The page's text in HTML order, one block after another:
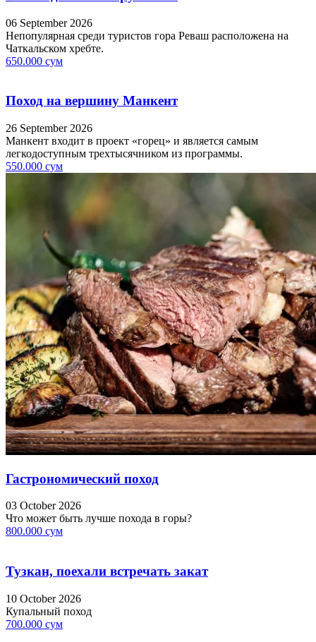
06 September 2026
Непопулярная среди туристов гора Реваш расположена на
Чаткальском хребте.
650.000 сум
Поход на вершину Манкент
26 September 2026
Манкент входит в проект «горец» и является самым
легкодоступным трехтысячником из программы.
550.000 сум
Гастрономический поход
03 October 2026
Что может быть лучше похода в горы?
800.000 сум
Тузкан, поехали встречать закат
10 October 2026
Купальный поход
700.000 сум